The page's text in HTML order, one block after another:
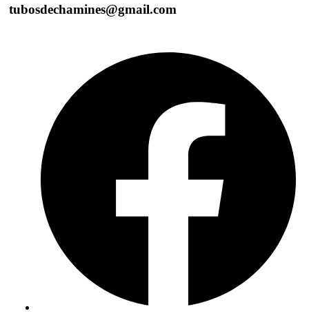
tubosdechamines@gmail.com